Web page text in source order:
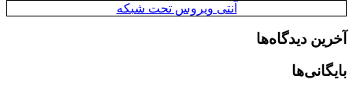
آنتی ویروس تحت شبکه
آخرین دیدگاه‌ها
بایگانی‌ها